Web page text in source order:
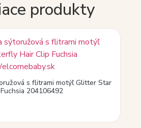
produkty
s flitrami motýľ Glitter Star
204106492